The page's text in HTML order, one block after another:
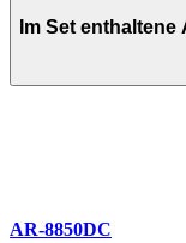
Im Set enthaltene
AR-8850DC